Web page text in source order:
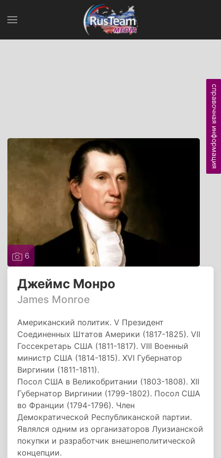
6
Джеймс Монро
James Monroe
Американский политик. V Президент
Соединенных Штатов Америки (1817-1825). VII
Госсекретарь США (1811-1817). VIII Военный
министр США (1814-1815). XVI Губернатор
Виргинии (1811-1811).
Посол США в Великобритании (1803-1808). XII
Губернатор Виргинии (1799-1802). Посол США
во Франции (1794-1796). Член
Демократической Республиканской партии.
Являлся одним из организаторов Луизианской
покупки и разработчик внешнеполитической
концепции.
справочная информация